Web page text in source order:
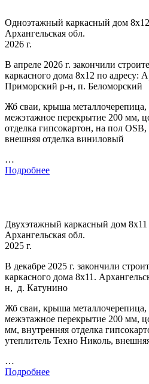
Одноэтажный каркасный дом
Архангельская обл.
2026 г.
В апреле 2026 г. закончили
каркасного дома 8х12 по адресу:
Приморский р-н, п. Беломорский
Жб сваи, крыша металлочерепица,
межэтажное перекрытие 200 мм,
отделка гипсокартон, на пол
внешняя отделка виниловый
…
Подробнее
Двухэтажный каркасный дом
Архангельская обл.
2025 г.
В декабре 2025 г. закончили
каркасного дома 8х11.
н, д. Катунино
Жб сваи, крыша металлочерепица,
межэтажное перекрытие 200 мм,
мм, внутренняя отделка
утеплитель Техно Николь,
…
Подробнее